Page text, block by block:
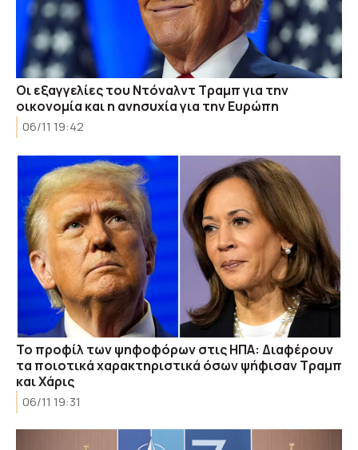
Οι εξαγγελίες του Ντόναλντ Τραμπ για την
οικονομία και η ανησυχία για την Ευρώπη
06/11 19:42
Το προφίλ των ψηφοφόρων στις ΗΠΑ: Διαφέρουν
τα ποιοτικά χαρακτηριστικά όσων ψήφισαν Τραμπ
και Χάρις
06/11 19:31